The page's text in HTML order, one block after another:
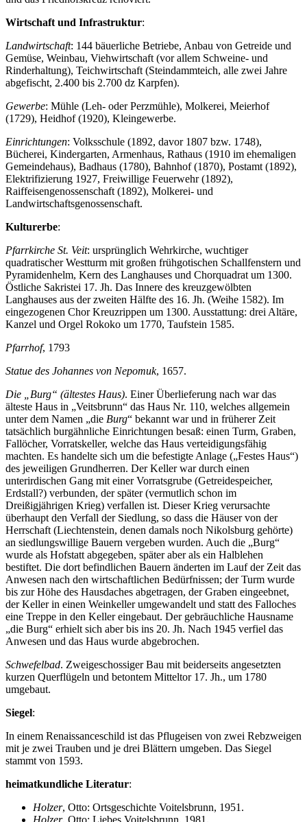
Wirtschaft und Infrastruktur:
Landwirtschaft: 144 bäuerliche Betriebe, Anbau von Getreide und
Gemüse, Weinbau, Viehwirtschaft (vor allem Schweine- und
Rinderhaltung), Teichwirtschaft (Steindammteich, alle zwei Jahre
abgefischt, 2.400 bis 2.700 dz Karpfen).
Gewerbe: Mühle (Leh- oder Perzmühle), Molkerei, Meierhof
(1729), Heidhof (1920), Kleingewerbe.
Einrichtungen: Volksschule (1892, davor 1807 bzw. 1748),
Bücherei, Kindergarten, Armenhaus, Rathaus (1910 im ehemaligen
Gemeindehaus), Badhaus (1780), Bahnhof (1870), Postamt (1892),
Elektrifizierung 1927, Freiwillige Feuerwehr (1892),
Raiffeisengenossenschaft (1892), Molkerei- und
Landwirtschaftsgenossenschaft.
Kulturerbe:
Pfarrkirche St. Veit: ursprünglich Wehrkirche, wuchtiger
quadratischer Westturm mit großen frühgotischen Schallfenstern und
Pyramidenhelm, Kern des Langhauses und Chorquadrat um 1300.
Östliche Sakristei 17. Jh. Das Innere des kreuzgewölbten
Langhauses aus der zweiten Hälfte des 16. Jh. (Weihe 1582). Im
eingezogenen Chor Kreuzrippen um 1300. Ausstattung: drei Altäre,
Kanzel und Orgel Rokoko um 1770, Taufstein 1585.
Pfarrhof, 1793
Statue des Johannes von Nepomuk, 1657.
Die „Burg“ (ältestes Haus). Einer Überlieferung nach war das
älteste Haus in „Veitsbrunn“ das Haus Nr. 110, welches allgemein
unter dem Namen „die Burg“ bekannt war und in früherer Zeit
tatsächlich burgähnliche Einrichtungen besaß: einen Turm, Graben,
Fallöcher, Vorratskeller, welche das Haus verteidigungsfähig
machten. Es handelte sich um die befestigte Anlage („Festes Haus“)
des jeweiligen Grundherren. Der Keller war durch einen
unterirdischen Gang mit einer Vorratsgrube (Getreidespeicher,
Erdstall?) verbunden, der später (vermutlich schon im
Dreißigjährigen Krieg) verfallen ist. Dieser Krieg verursachte
überhaupt den Verfall der Siedlung, so dass die Häuser von der
Herrschaft (Liechtenstein, denen damals noch Nikolsburg gehörte)
an siedlungswillige Bauern vergeben wurden. Auch die „Burg“
wurde als Hofstatt abgegeben, später aber als ein Halblehen
bestiftet. Die dort befindlichen Bauern änderten im Lauf der Zeit das
Anwesen nach den wirtschaftlichen Bedürfnissen; der Turm wurde
bis zur Höhe des Hausdaches abgetragen, der Graben eingeebnet,
der Keller in einen Weinkeller umgewandelt und statt des Falloches
eine Treppe in den Keller eingebaut. Der gebräuchliche Hausname
„die Burg“ erhielt sich aber bis ins 20. Jh. Nach 1945 verfiel das
Anwesen und das Haus wurde abgebrochen.
Schwefelbad. Zweigeschossiger Bau mit beiderseits angesetzten
kurzen Querflügeln und betontem Mitteltor 17. Jh., um 1780
umgebaut.
Siegel:
In einem Renaissanceschild ist das Pflugeisen von zwei Rebzweigen
mit je zwei Trauben und je drei Blättern umgeben. Das Siegel
stammt von 1593.
heimatkundliche Literatur:
Holzer, Otto: Ortsgeschichte Voitelsbrunn, 1951.